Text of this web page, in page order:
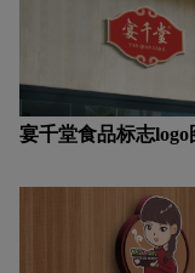
紫色logo设计
宴千堂食品标志logo